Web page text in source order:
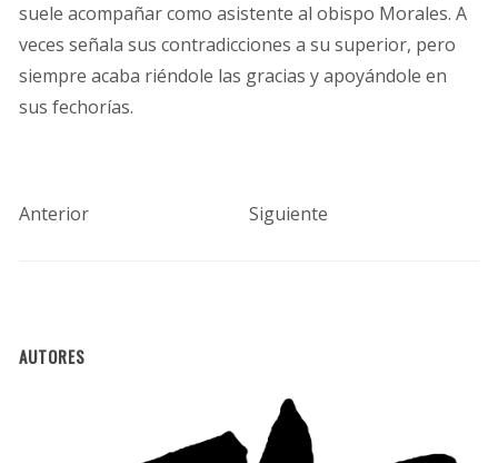
suele acompañar como asistente al obispo Morales. A
veces señala sus contradicciones a su superior, pero
siempre acaba riéndole las gracias y apoyándole en
sus fechorías.
Anterior Siguiente
AUTORES